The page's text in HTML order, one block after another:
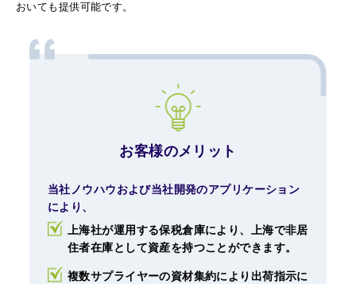
おいても提供可能です。
お客様のメリット
当社ノウハウおよび当社開発のアプリケーション
により、
上海社が運用する保税倉庫により、上海で非居
住者在庫として資産を持つことができます。
複数サプライヤーの資材集約により出荷指示に